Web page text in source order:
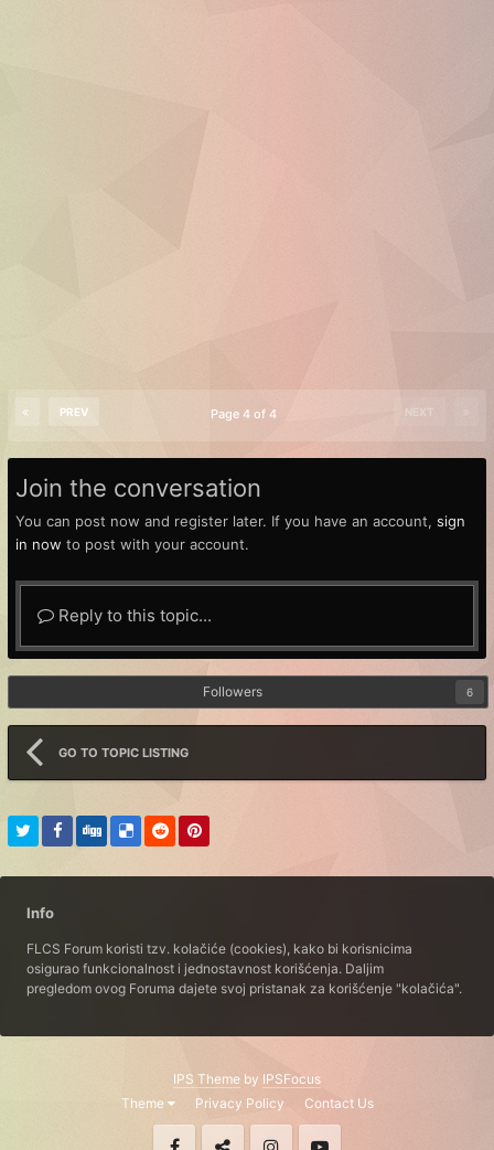
PREV NEXT
Page 4 of 4
Join the conversation
You can post now and register later. If you have an account, sign
in now to post with your account.
Reply to this topic...
Followers 6
GO TO TOPIC LISTING
Info
FLCS Forum koristi tzv. kolačiće (cookies), kako bi korisnicima
osigurao funkcionalnost i jednostavnost korišćenja. Daljim
pregledom ovog Foruma dajete svoj pristanak za korišćenje "kolačića".
IPS Theme by IPSFocus
Theme
Privacy Policy Contact Us